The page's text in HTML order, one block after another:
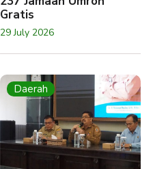
Gratis
29 July 2026
Daerah